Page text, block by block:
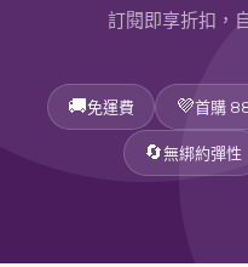
訂閱即享折扣，
🚚免運費 💜首購
🔄無綁約彈性